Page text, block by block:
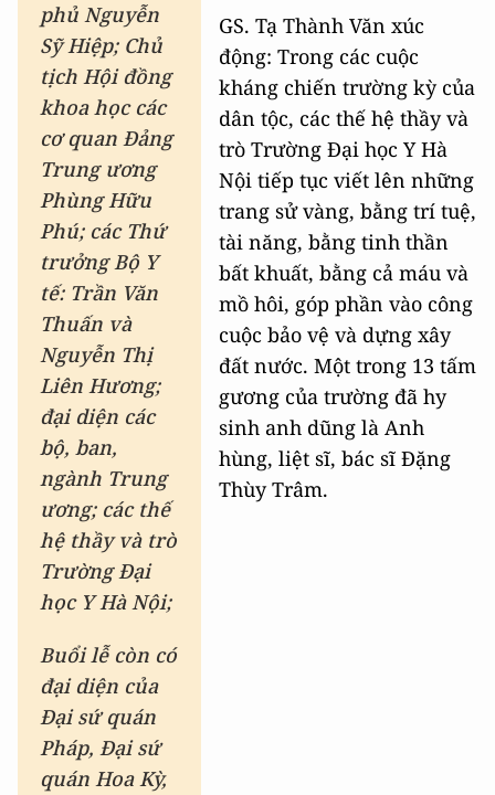
phủ Nguyễn
Sỹ Hiệp; Chủ
tịch Hội đồng
khoa học các
cơ quan Đảng
Trung ương
Phùng Hữu
Phú; các Thứ
trưởng Bộ Y
tế: Trần Văn
Thuấn và
Nguyễn Thị
Liên Hương;
đại diện các
bộ, ban,
ngành Trung
ương; các thế
hệ thầy và trò
Trường Đại
học Y Hà Nội;
Buổi lễ còn có
đại diện của
Đại sứ quán
Pháp, Đại sứ
quán Hoa Kỳ,
GS. Tạ Thành Văn xúc
động: Trong các cuộc
kháng chiến trường kỳ của
dân tộc, các thế hệ thầy và
trò Trường Đại học Y Hà
Nội tiếp tục viết lên những
trang sử vàng, bằng trí tuệ,
tài năng, bằng tinh thần
bất khuất, bằng cả máu và
mồ hôi, góp phần vào công
cuộc bảo vệ và dựng xây
đất nước. Một trong 13 tấm
gương của trường đã hy
sinh anh dũng là Anh
hùng, liệt sĩ, bác sĩ Đặng
Thùy Trâm.